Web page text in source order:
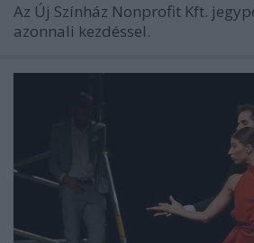
Az Új Színház Nonprofit Kft.
azonnali kezdéssel.